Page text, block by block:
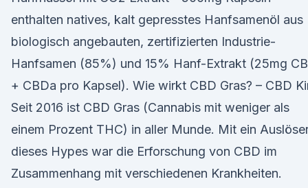
enthalten natives, kalt gepresstes Hanfsamenöl aus
biologisch angebauten, zertifizierten Industrie-
Hanfsamen (85%) und 15% Hanf-Extrakt (25mg
+ CBDa pro Kapsel). Wie wirkt CBD Gras? – CBD
Seit 2016 ist CBD Gras (Cannabis mit weniger als
einem Prozent THC) in aller Munde. Mit ein
dieses Hypes war die Erforschung von CBD im
Zusammenhang mit verschiedenen Krankheiten.